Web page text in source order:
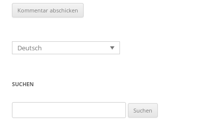
Deutsch
SUCHEN
nach: